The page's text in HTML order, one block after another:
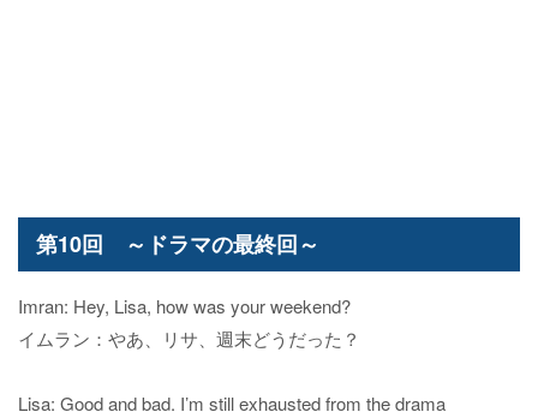
第10回 ～ドラマの最終回～
Imran: Hey, Lisa, how was your weekend?
イムラン：やあ、リサ、週末どうだった？
Lisa: Good and bad. I’m still exhausted from the drama